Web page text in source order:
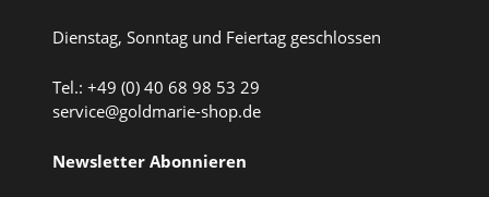
Dienstag, Sonntag und Feiertag geschlossen
Tel.: +49 (0) 40 68 98 53 29
service@goldmarie-shop.de
Newsletter Abonnieren